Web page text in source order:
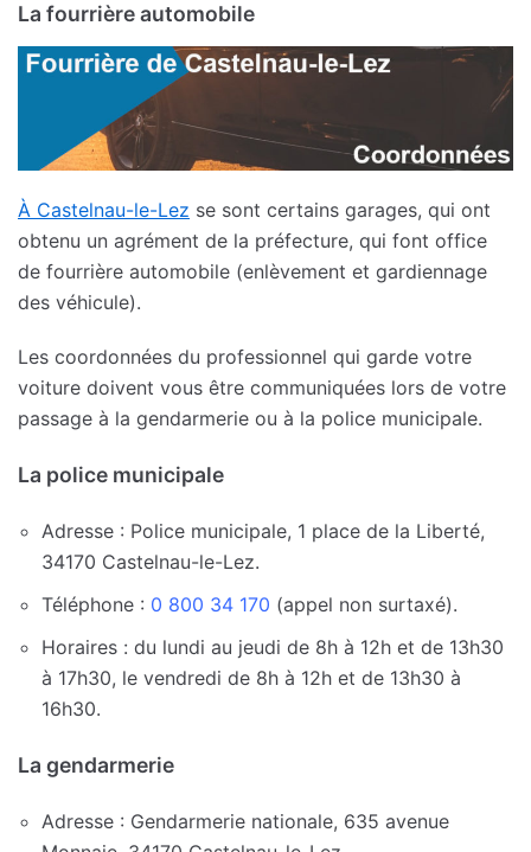
La fourrière automobile
À Castelnau-le-Lez se sont certains garages, qui ont
obtenu un agrément de la préfecture, qui font office
de fourrière automobile (enlèvement et gardiennage
des véhicule).
Les coordonnées du professionnel qui garde votre
voiture doivent vous être communiquées lors de votre
passage à la gendarmerie ou à la police municipale.
La police municipale
Adresse : Police municipale, 1 place de la Liberté,
34170 Castelnau-le-Lez.
Téléphone : 0 800 34 170 (appel non surtaxé).
Horaires : du lundi au jeudi de 8h à 12h et de 13h30
à 17h30, le vendredi de 8h à 12h et de 13h30 à
16h30.
La gendarmerie
Adresse : Gendarmerie nationale, 635 avenue